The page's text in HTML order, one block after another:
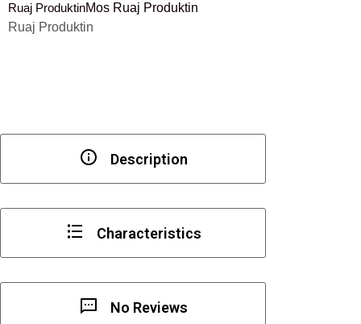
ofingerit,
montimi
Ruaj ProduktinMos Ruaj Produktin
Ruaj Produktin
Description
Characteristics
No Reviews